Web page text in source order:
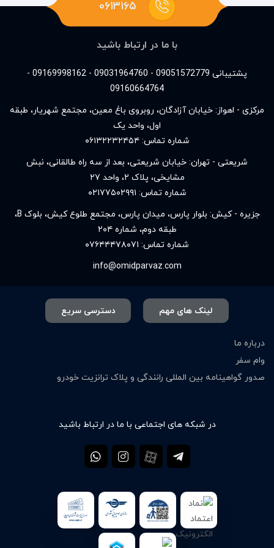
۰۶۱۳۱۶۵
با ما در ارتباط باشید
پشتیبانی 09051572779 - 09031964760 - 09169998162 -
09160664764
مرکزی - اهواز: خیابان آزادگان، روبروی باغ معین، مجتمع شهریار، طبقه
اول، واحد یک
شماره تماس:۰۶۱۳۲۲۳۲۴۵۴
شریعتی - تهران: خیابان شریعتی، بعد از سه راه طالقانی، نبش
مشایخی، پلاک ۲، واحد ۲۷
شماره تماس: ۰۲۱۷۷۵۰۲۹۹۱
جزیره - کیش: بلوار پارس، میدان پارس، مجتمع طلوع کیش، بلوک B،
طبقه دوم، شماره ۲۰۴
شماره تماس: ۰۷۶۴۴۴۷۸۰۷۱
info@omidparvaz.com
لینک های مهم دسترسی سریع
درباره ما
وام سفر
صدور گواهینامه بین المللی رانندگی و پلاک ترانزیت خودرو
در شبکه های اجتماعی با ما در ارتباط باشید